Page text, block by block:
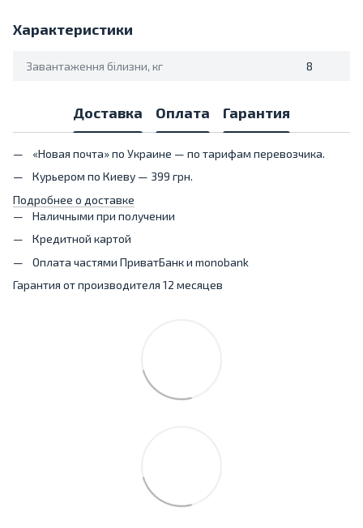
Характеристики
Завантаження білизни, кг 8
Доставка Оплата Гарантия
«Новая почта» по Украине — по тарифам перевозчика.
Курьером по Киеву — 399 грн.
Подробнее о доставке
Наличными при получении
Кредитной картой
Оплата частями ПриватБанк и monobank
Гарантия от производителя 12 месяцев